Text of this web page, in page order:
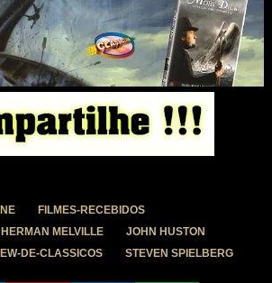
FILMES-RECEBIDOS
HERMAN MELVILLE
JOHN HUSTON
DE-CLASSICOS STEVEN SPIELBERG